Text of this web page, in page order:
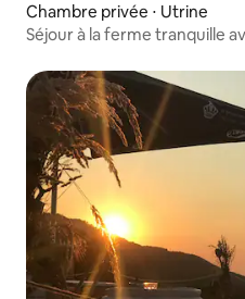
Chambre privée ⋅ Utrine
Séjour à la ferme tranquille